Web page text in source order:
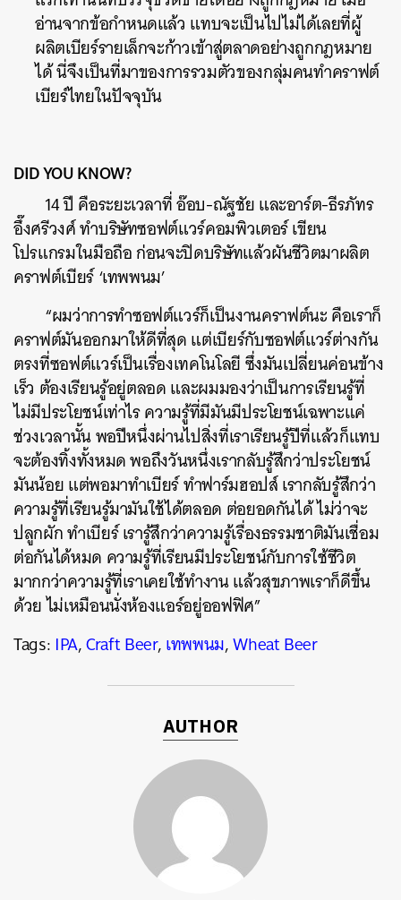
อ่านจากข้อกำหนดแล้ว แทบจะเป็นไปไม่ได้เลยที่ผู้
ผลิตเบียร์รายเล็กจะก้าวเข้าสู่ตลาดอย่างถูกกฎหมาย
ได้ นี่จึงเป็นที่มาของการรวมตัวของกลุ่มคนทำคราฟต์
เบียร์ไทยในปัจจุบัน
DID YOU KNOW?
14 ปี คือระยะเวลาที่ อ๊อบ-ณัฐชัย และอาร์ต-ธีรภัทร
อึ๊งศรีวงศ์ ทำบริษัทซอฟต์แวร์คอมพิวเตอร์ เขียน
โปรแกรมในมือถือ ก่อนจะปิดบริษัทแล้วผันชีวิตมาผลิต
คราฟต์เบียร์ ‘เทพพนม’
“ผมว่าการทำซอฟต์แวร์ก็เป็นงานคราฟต์นะ คือเราก็
คราฟต์มันออกมาให้ดีที่สุด แต่เบียร์กับซอฟต์แวร์ต่างกัน
ตรงที่ซอฟต์แวร์เป็นเรื่องเทคโนโลยี ซึ่งมันเปลี่ยนค่อนข้าง
เร็ว ต้องเรียนรู้อยู่ตลอด และผมมองว่าเป็นการเรียนรู้ที่
ไม่มีประโยชน์เท่าไร ความรู้ที่มีมันมีประโยชน์เฉพาะแค่
ช่วงเวลานั้น พอปีหนึ่งผ่านไปสิ่งที่เราเรียนรู้ปีที่แล้วก็แทบ
จะต้องทิ้งทั้งหมด พอถึงวันหนึ่งเรากลับรู้สึกว่าประโยชน์
มันน้อย แต่พอมาทำเบียร์ ทำฟาร์มฮอปส์ เรากลับรู้สึกว่า
ความรู้ที่เรียนรู้มามันใช้ได้ตลอด ต่อยอดกันได้ ไม่ว่าจะ
ปลูกผัก ทำเบียร์ เรารู้สึกว่าความรู้เรื่องธรรมชาติมันเชื่อม
ต่อกันได้หมด ความรู้ที่เรียนมีประโยชน์กับการใช้ชีวิต
มากกว่าความรู้ที่เราเคยใช้ทำงาน แล้วสุขภาพเราก็ดีขึ้น
ด้วย ไม่เหมือนนั่งห้องแอร์อยู่ออฟฟิศ”
Tags: IPA,Craft Beer,เทพพนม,Wheat Beer
AUTHOR